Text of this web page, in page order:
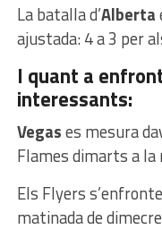
La batalla d’Alberta
ajustada: 4 a 3 per
I quant a
interessants:
Vegases mesura
Flames dimarts a la
Els Flyers
matinada de